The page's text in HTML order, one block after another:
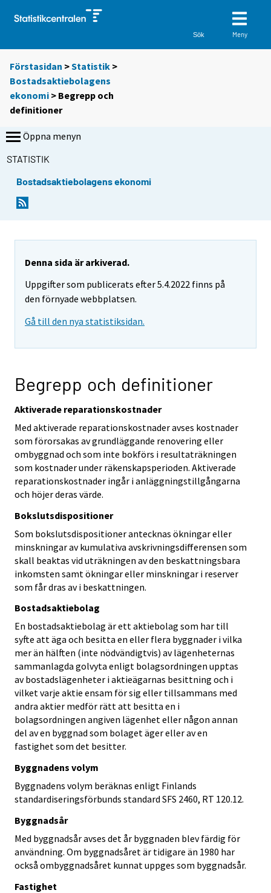
Sök Meny
Förstasidan >Statistik >
Bostadsaktiebolagens
ekonomi > Begrepp och
definitioner
Öppna menyn
STATISTIK
Bostadsaktiebolagens ekonomi
Denna sida är arkiverad.
Uppgifter som publicerats efter 5.4.2022 finns på
den förnyade webbplatsen.
Gå till den nya statistiksidan.
Begrepp och definitioner
Aktiverade reparationskostnader
Med aktiverade reparationskostnader avses kostnader
som förorsakas av grundläggande renovering eller
ombyggnad och som inte bokförs i resultaträkningen
som kostnader under räkenskapsperioden. Aktiverade
reparationskostnader ingår i anläggningstillgångarna
och höjer deras värde.
Bokslutsdispositioner
Som bokslutsdispositioner antecknas ökningar eller
minskningar av kumulativa avskrivningsdifferensen som
skall beaktas vid uträkningen av den beskattningsbara
inkomsten samt ökningar eller minskningar i reserver
som får dras av i beskattningen.
Bostadsaktiebolag
En bostadsaktiebolag är ett aktiebolag som har till
syfte att äga och besitta en eller flera byggnader i vilka
mer än hälften (inte nödvändigtvis) av lägenheternas
sammanlagda golvyta enligt bolagsordningen upptas
av bostadslägenheter i aktieägarnas besittning och i
vilket varje aktie ensam för sig eller tillsammans med
andra aktier medför rätt att besitta en i
bolagsordningen angiven lägenhet eller någon annan
del av en byggnad som bolaget äger eller av en
fastighet som det besitter.
Byggnadens volym
Byggnadens volym beräknas enligt Finlands
standardiseringsförbunds standard SFS 2460, RT 120.12.
Byggnadsår
Med byggnadsår avses det år byggnaden blev färdig för
användning. Om byggnadsåret är tidigare än 1980 har
också ombyggnadsåret kunnat uppges som byggnadsår.
Fastighet